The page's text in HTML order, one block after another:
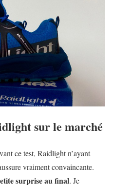
sur le marché
ce test, Raidlight n’ayant
vraiment convaincante.
surprise au final. Je